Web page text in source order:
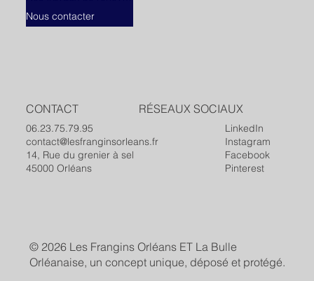
Nous contacter
© 2026 Les Frangins Orléans ET La Bulle
Orléanaise, un concept unique, déposé et protégé.
CONTACT
06.23.75.79.95
contact@lesfranginsorleans.fr
14, Rue du grenier à sel
45000 Orléans
RÉSEAUX SOCIAUX
LinkedIn
Instagram
Facebook
Pinterest